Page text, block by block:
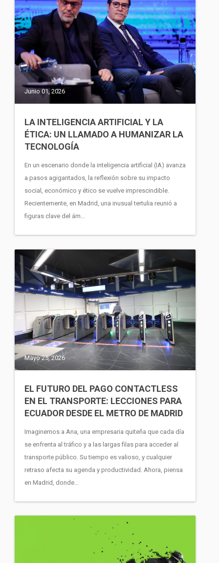
Junio 01, 2026
LA INTELIGENCIA ARTIFICIAL Y LA
ÉTICA: UN LLAMADO A HUMANIZAR LA
TECNOLOGÍA
En un escenario donde la inteligencia artificial (IA) avanza
a pasos agigantados, la reflexión sobre su impacto
social, económico y ético se vuelve imprescindible.
Recientemente, en Madrid, una inusual tertulia reunió a
figuras clave del ám...
Mayo 25, 2026
EL FUTURO DEL PAGO CONTACTLESS
EN EL TRANSPORTE: LECCIONES PARA
ECUADOR DESDE EL METRO DE MADRID
Imaginemos a Ana, una empresaria quiteña que cada día
se enfrenta al tráfico y a las largas filas para acceder al
transporte público. Su tiempo es valioso, y cualquier
retraso afecta su agenda y productividad. Ahora, piensa
en Madrid, donde...